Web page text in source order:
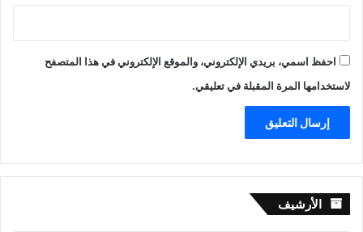
احفظ اسمي، بريدي الإلكتروني، والموقع الإلكتروني في هذا المتصفح
لاستخدامها المرة المقبلة في تعليقي.
الأرشيف الأرشيف